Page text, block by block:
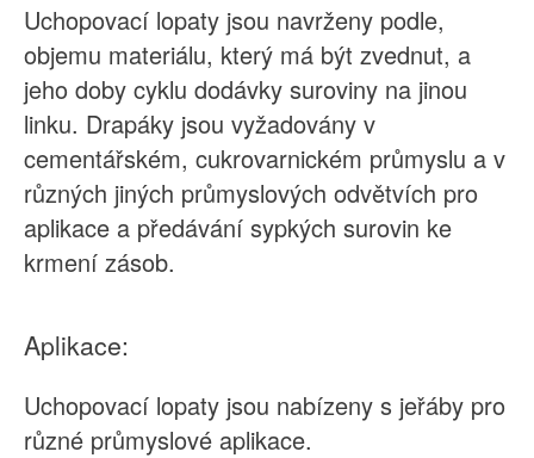
Uchopovací lopaty jsou navrženy podle,
objemu materiálu, který má být zvednut, a
jeho doby cyklu dodávky suroviny na jinou
linku. Drapáky jsou vyžadovány v
cementářském, cukrovarnickém průmyslu a v
různých jiných průmyslových odvětvích pro
aplikace a předávání sypkých surovin ke
krmení zásob.
Aplikace:
Uchopovací lopaty jsou nabízeny s jeřáby pro
různé průmyslové aplikace.